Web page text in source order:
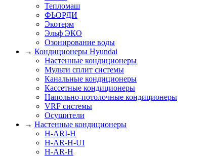
Тепломаш
ФЬОРДИ
Экотерм
Эльф ЭКО
Озонирование воды
→ Кондиционеры Hyundai
Настенные кондиционеры
Мульти сплит системы
Канальные кондиционеры
Кассетные кондиционеры
Напольно-потолочные кондиционеры
VRF системы
Осушители
→ Настенные кондиционеры
H-ARI-H
H-AR-H-UI
H-AR-H